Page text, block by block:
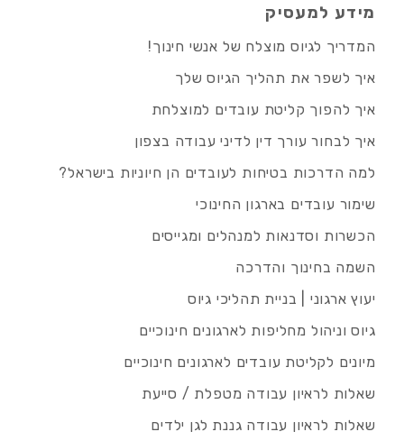
מידע למעסיק
המדריך לגיוס מוצלח של אנשי חינוך!
איך לשפר את תהליך הגיוס שלך
איך להפוך קליטת עובדים למוצלחת
איך לבחור עורך דין לדיני עבודה בצפון
למה הדרכות בטיחות לעובדים הן חיוניות בישראל?
שימור עובדים בארגון החינוכי
הכשרות וסדנאות למנהלים ומגייסים
השמה בחינוך והדרכה
יעוץ ארגוני | בניית תהליכי גיוס
גיוס וניהול מחליפות לארגונים חינוכיים
מיונים לקליטת עובדים לארגונים חינוכיים
שאלות לראיון עבודה מטפלת / סייעת
שאלות לראיון עבודה גננת לגן ילדים